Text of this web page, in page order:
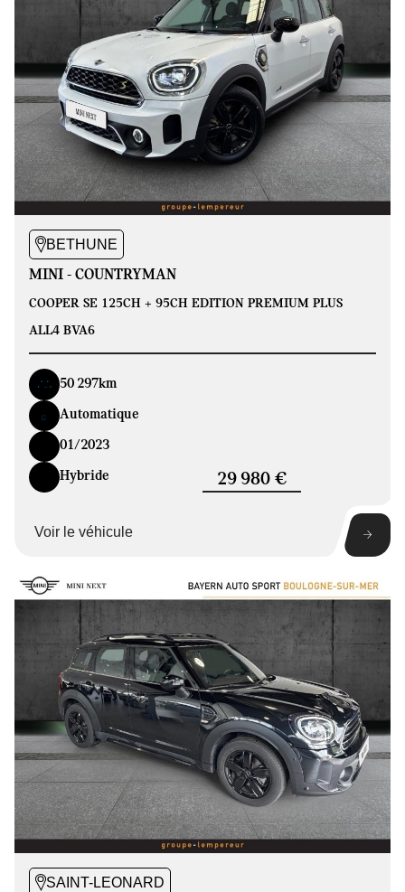
BETHUNE
MINI - COUNTRYMAN
COOPER SE 125CH + 95CH EDITION PREMIUM PLUS
ALL4 BVA6
50 297km
Automatique
01/2023
Hybride 29 980 €
Voir le véhicule
SAINT-LEONARD